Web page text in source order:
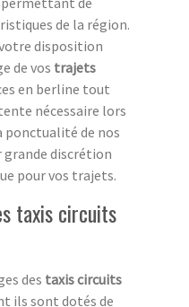
de la région.
disposition
de vos trajets
en berline tout
nécessaire lors
ponctualité de nos
grande discrétion
pour vos trajets.
taxis circuits
des taxis circuits
ils sont dotés de